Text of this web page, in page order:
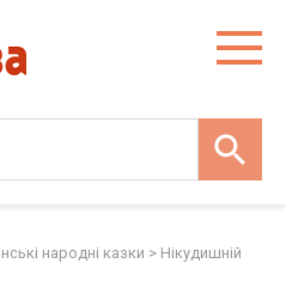
народні казки > Нікудишній